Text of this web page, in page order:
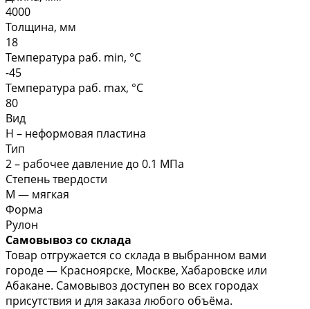
4000
Толщина, мм
18
Температура раб. min, °C
-45
Температура раб. max, °C
80
Вид
Н – неформовая пластина
Тип
2 – рабочее давление до 0.1 МПа
Степень твердости
М — мягкая
Форма
Рулон
Самовывоз со склада
Товар отгружается со склада в выбранном вами
городе — Красноярске, Москве, Хабаровске или
Абакане. Самовывоз доступен во всех городах
присутствия и для заказа любого объёма.